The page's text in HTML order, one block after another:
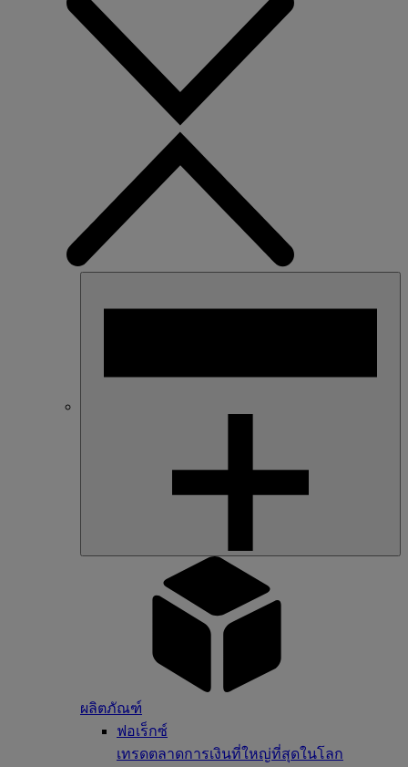
ผลิตภัณฑ์
ฟอเร็กซ์
เทรดตลาดการเงินที่ใหญ่ที่สุดในโลก